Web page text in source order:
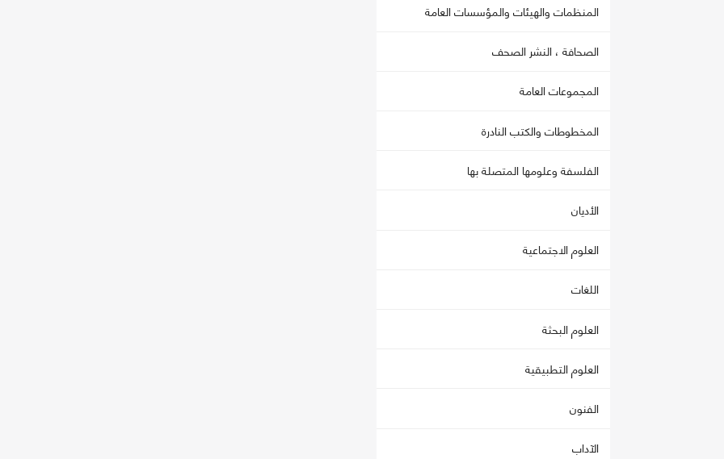
المنظمات والهيئات والمؤسسات العامة
الصحافة ، النشر الصحف
المجموعات العامة
المخطوطات والكتب النادرة
الفلسفة وعلومها المتصلة بها
الأديان
العلوم الاجتماعية
اللغات
العلوم البحثة
العلوم التطبيقية
الفنون
الآداب